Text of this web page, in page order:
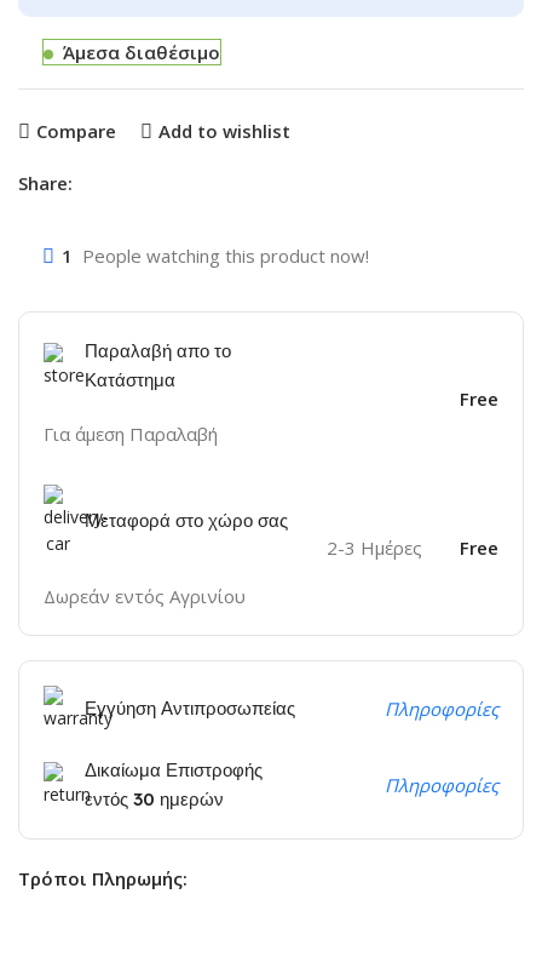
Άμεσα διαθέσιμο
Compare Add to wishlist
Share:
1 People watching this product now!
Παραλαβή απο το
Κατάστημα
Για άμεση Παραλαβή
Free
Μεταφορά στο χώρο σας
Δωρεάν εντός Αγρινίου
2-3 Ημέρες Free
Εγγύηση Αντιπροσωπείας Πληροφορίες
Δικαίωμα Επιστροφής
εντός 30 ημερών
Πληροφορίες
Τρόποι Πληρωμής: